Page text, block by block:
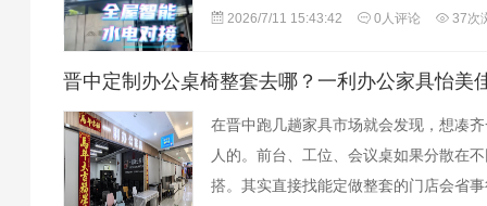
求绘制水电改造图纸，标注各点位及线
2026/7/11 15:43:42 0人评论 37次
晋中定制办公桌椅整套去哪？一利办公家具怡美
在晋中跑几趟家具市场就会发现，想凑
人的。前台、工位、会议桌如果分散在
搭。其实直接找能定做整套的门店会省